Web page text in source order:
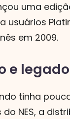
uma
usuários
em 2009.
e legado
tinha
NES, a